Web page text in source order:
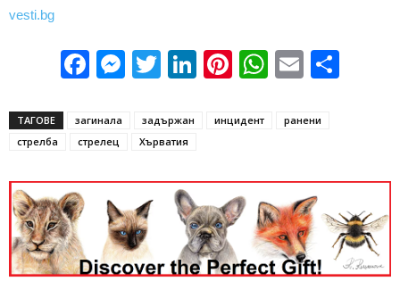
vesti.bg
Facebook
Messenger
Twitter
LinkedIn
Pinterest
WhatsApp
Email
ТАГОВЕ загинала задържан инцидент
ранени
стрелба
стрелец Хърватия